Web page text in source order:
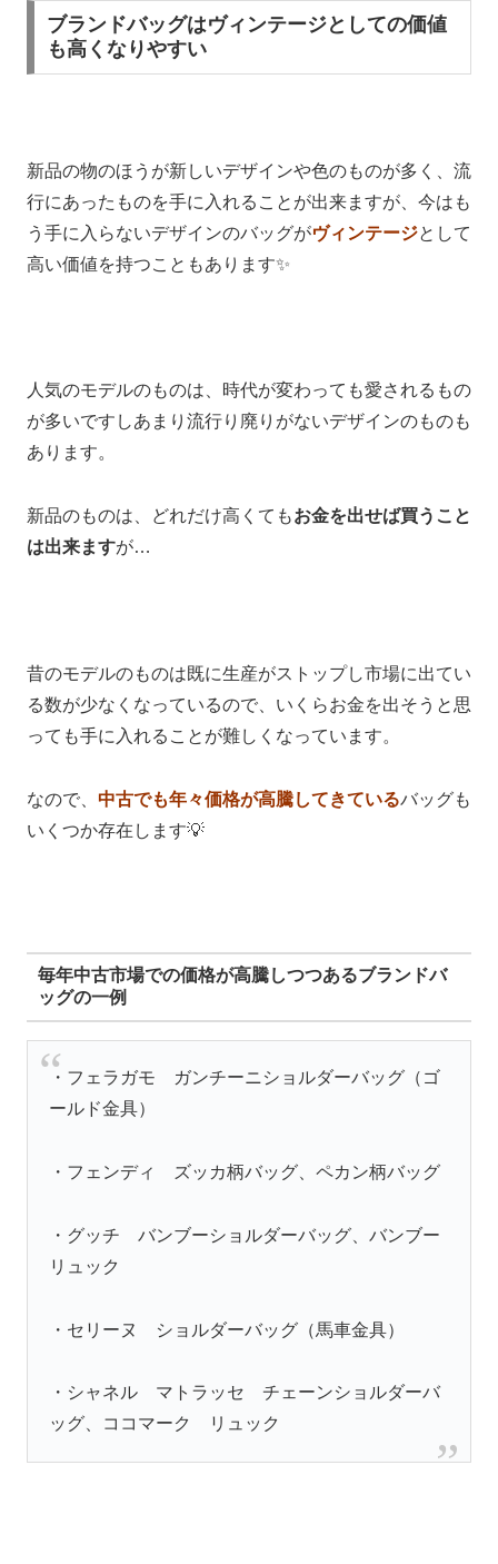
ブランドバッグはヴィンテージとしての価値
も高くなりやすい
新品の物のほうが新しいデザインや色のものが多く、流
行にあったものを手に入れることが出来ますが、今はも
う手に入らないデザインのバッグがヴィンテージとして
高い価値を持つこともあります✨
人気のモデルのものは、時代が変わっても愛されるもの
が多いですしあまり流行り廃りがないデザインのものも
あります。
新品のものは、どれだけ高くてもお金を出せば買うこと
は出来ますが…
昔のモデルのものは既に生産がストップし市場に出てい
る数が少なくなっているので、いくらお金を出そうと思
っても手に入れることが難しくなっています。
なので、 中古でも年々価格が高騰してきているバッグも
いくつか存在します💡
毎年中古市場での価格が高騰しつつあるブランドバ
ッグの一例
・フェラガモ ガンチーニショルダーバッグ（ゴ
ールド金具）
・フェンディ ズッカ柄バッグ、ペカン柄バッグ
・グッチ バンブーショルダーバッグ、バンブー
リュック
・セリーヌ ショルダーバッグ（馬車金具）
・シャネル マトラッセ チェーンショルダーバ
ッグ、ココマーク リュック